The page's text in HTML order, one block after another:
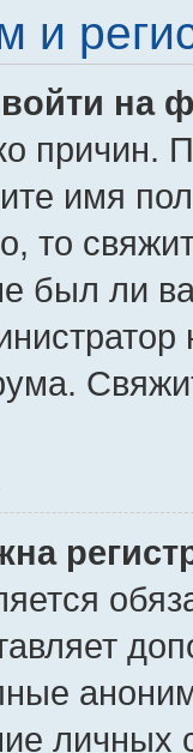
и
на
причин.
имя
то
был ли